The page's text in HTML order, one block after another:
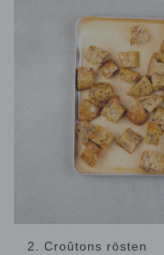
2. Croûtons rösten